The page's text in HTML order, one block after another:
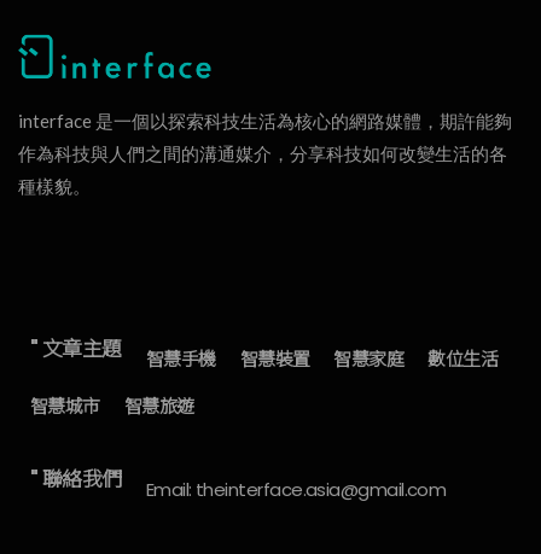
interface 是一個以探索科技生活為核心的網路媒體，期許能夠
作為科技與人們之間的溝通媒介，分享科技如何改變生活的各
種樣貌。
" 文章主題 智慧手機 智慧裝置 智慧家庭
數位生活
智慧城市
智慧旅遊
" 聯絡我們 Email: theinterface.asia@gmail.com